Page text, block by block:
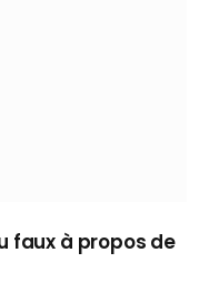
faux à propos de